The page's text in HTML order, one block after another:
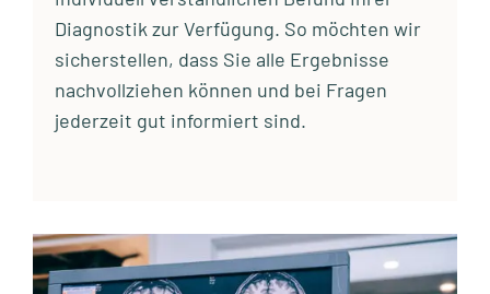
Diagnostik zur Verfügung. So möchten wir
sicherstellen, dass Sie alle Ergebnisse
nachvollziehen können und bei Fragen
jederzeit gut informiert sind.